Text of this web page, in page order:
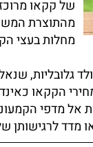
של קקאו
מהתוצרת
מחלות בעצי
גלובליות,
הקקאו
אל מדפי
מדד